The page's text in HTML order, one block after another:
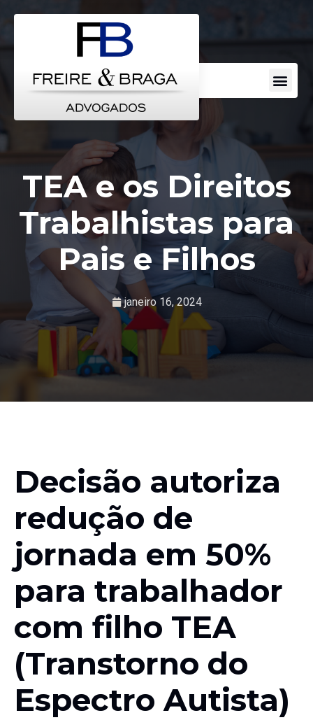
TEA e os Direitos
Trabalhistas para
Pais e Filhos
janeiro 16, 2024
Decisão autoriza
redução de
jornada em 50%
para trabalhador
com filho TEA
(Transtorno do
Espectro Autista)